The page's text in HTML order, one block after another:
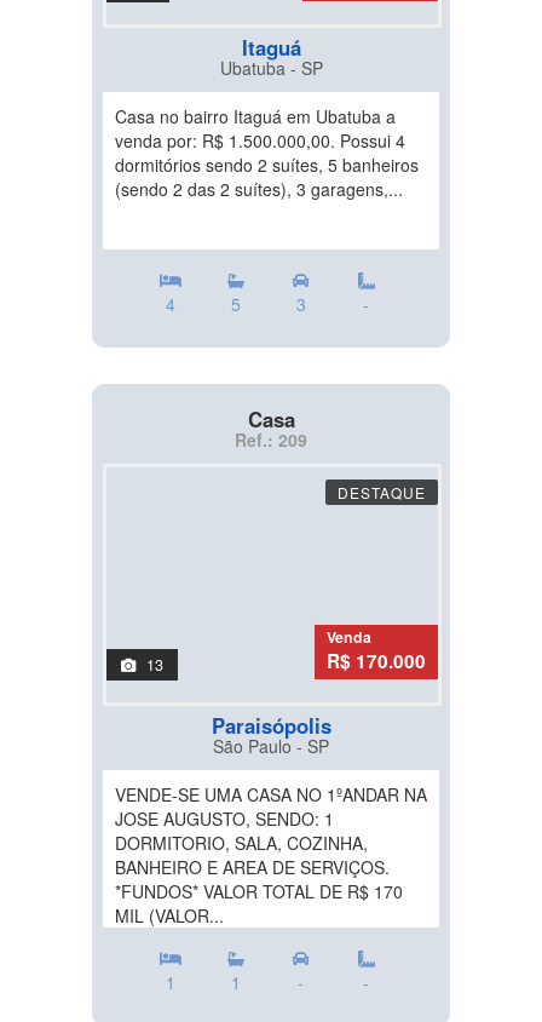
Itaguá
Ubatuba - SP
Casa no bairro Itaguá em Ubatuba a
venda por: R$ 1.500.000,00. Possui 4
dormitórios sendo 2 suítes, 5 banheiros
(sendo 2 das 2 suítes), 3 garagens,...
4 5 3 -
Casa
Ref.: 209
DESTAQUE
13
Venda
R$ 170.000
Paraisópolis
São Paulo - SP
VENDE-SE UMA CASA NO 1ºANDAR NA
JOSE AUGUSTO, SENDO: 1
DORMITORIO, SALA, COZINHA,
BANHEIRO E AREA DE SERVIÇOS.
*FUNDOS* VALOR TOTAL DE R$ 170
MIL (VALOR...
1 1 - -